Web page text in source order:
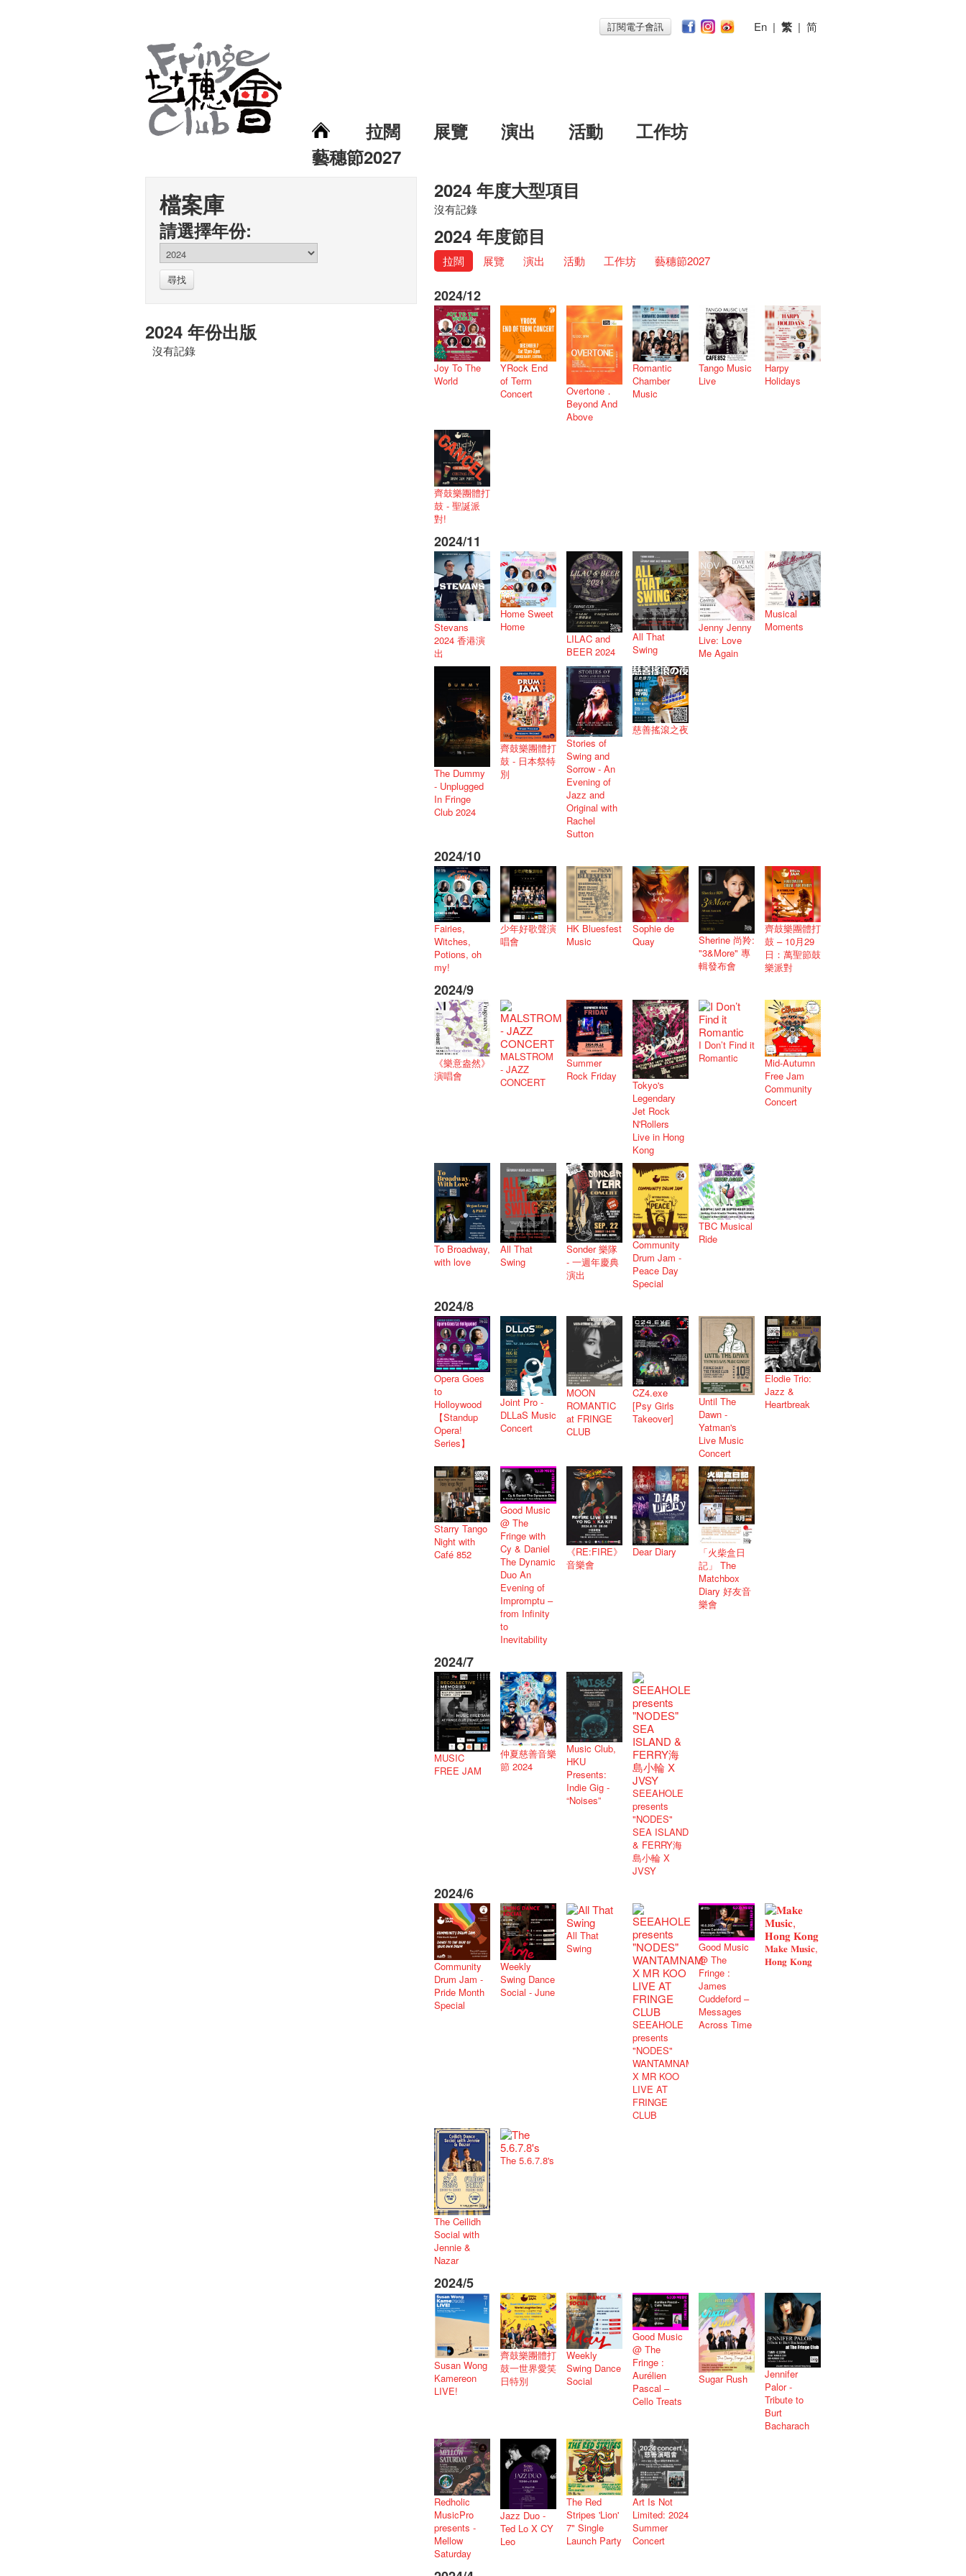
訂閱電子會訊 En | 繁 | 简
拉闊 展覽 演出 活動
工作坊
藝穗節2027
檔案庫
請選擇年份:
尋找
2024 年份出版
沒有記錄
2024 年度大型項目
沒有記錄
2024 年度節目
拉闊 展覽 演出 活動 工作坊 藝穗節2027
2024/12
Joy To The
World
YRock End
of Term
Concert
Overtone．
Beyond And
Above
Romantic
Chamber
Music
Tango Music
Live
Harpy
Holidays
齊鼓樂團體打
鼓 - 聖誕派
對!
2024/11
Stevans
2024 香港演
出
Home Sweet
Home
LILAC and
BEER 2024
All That
Swing
Jenny Jenny
Live: Love
Me Again
Musical
Moments
The Dummy
- Unplugged
In Fringe
Club 2024
齊鼓樂團體打
鼓 - 日本祭特
別
Stories of
Swing and
Sorrow - An
Evening of
Jazz and
Original with
Rachel
Sutton
慈善搖滾之夜
2024/10
Fairies,
Witches,
Potions, oh
my!
少年好歌聲演
唱會
HK Bluesfest
Music
Sophie de
Quay
Sherine 尚羚:
"3&More" 專
輯發布會
齊鼓樂團體打
鼓 – 10月29
日：萬聖節鼓
樂派對
2024/9
《樂意盎然》
演唱會
MALSTROM
- JAZZ
CONCERT
Summer
Rock Friday
Tokyo's
Legendary
Jet Rock
N'Rollers
Live in Hong
Kong
I Don’t Find it
Romantic
Mid-Autumn
Free Jam
Community
Concert
To Broadway,
with love
All That
Swing
Sonder 樂隊
- 一週年慶典
演出
Community
Drum Jam -
Peace Day
Special
TBC Musical
Ride
2024/8
Opera Goes
to
Holloywood
【Standup
Opera!
Series】
Joint Pro -
DLLaS Music
Concert
MOON
ROMANTIC
at FRINGE
CLUB
CZ4.exe
[Psy Girls
Takeover]
Until The
Dawn -
Yatman's
Live Music
Concert
Elodie Trio:
Jazz &
Heartbreak
Starry Tango
Night with
Café 852
Good Music
@ The
Fringe with
Cy & Daniel
The Dynamic
Duo An
Evening of
Impromptu –
from Infinity
to
Inevitability
《RE:FIRE》
音樂會
Dear Diary
「火柴盒日
記」 The
Matchbox
Diary 好友音
樂會
2024/7
MUSIC
FREE JAM
仲夏慈善音樂
節 2024
Music Club,
HKU
Presents:
Indie Gig -
“Noises”
SEEAHOLE
presents
"NODES"
SEA ISLAND
& FERRY海
島小輪 X
JVSY
2024/6
Community
Drum Jam -
Pride Month
Special
Weekly
Swing Dance
Social - June
All That
Swing
SEEAHOLE
presents
"NODES"
WANTAMNAM
X MR KOO
LIVE AT
FRINGE
CLUB
Good Music
@ The
Fringe :
James
Cuddeford –
Messages
Across Time
𝐌𝐚𝐤𝐞 𝐌𝐮𝐬𝐢𝐜,
𝐇𝐨𝐧𝐠 𝐊𝐨𝐧𝐠
The Ceilidh
Social with
Jennie &
Nazar
The 5.6.7.8's
2024/5
Susan Wong
Kamereon
LIVE!
齊鼓樂團體打
鼓一世界愛笑
日特別
Weekly
Swing Dance
Social
Good Music
@ The
Fringe :
Aurélien
Pascal –
Cello Treats
Sugar Rush
Jennifer
Palor -
Tribute to
Burt
Bacharach
Redholic
MusicPro
presents -
Mellow
Saturday
Jazz Duo -
Ted Lo X CY
Leo
The Red
Stripes 'Lion'
7" Single
Launch Party
Art Is Not
Limited: 2024
Summer
Concert